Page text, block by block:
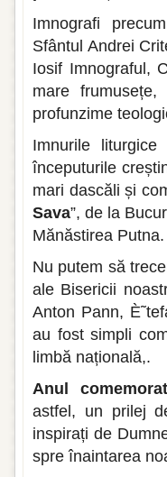
Imnografi
Sfântul Andrei
Iosif Imnograful,
mare
profunzime
Imnurile
începuturile
mari dascăli și
Sava”, de la
Mănăstirea Putna.
Nu putem să
ale Bisericii
Anton Pann,
au fost simpli
limbă națională,.
Anul
astfel, un prilej
inspirați de
spre înaintarea